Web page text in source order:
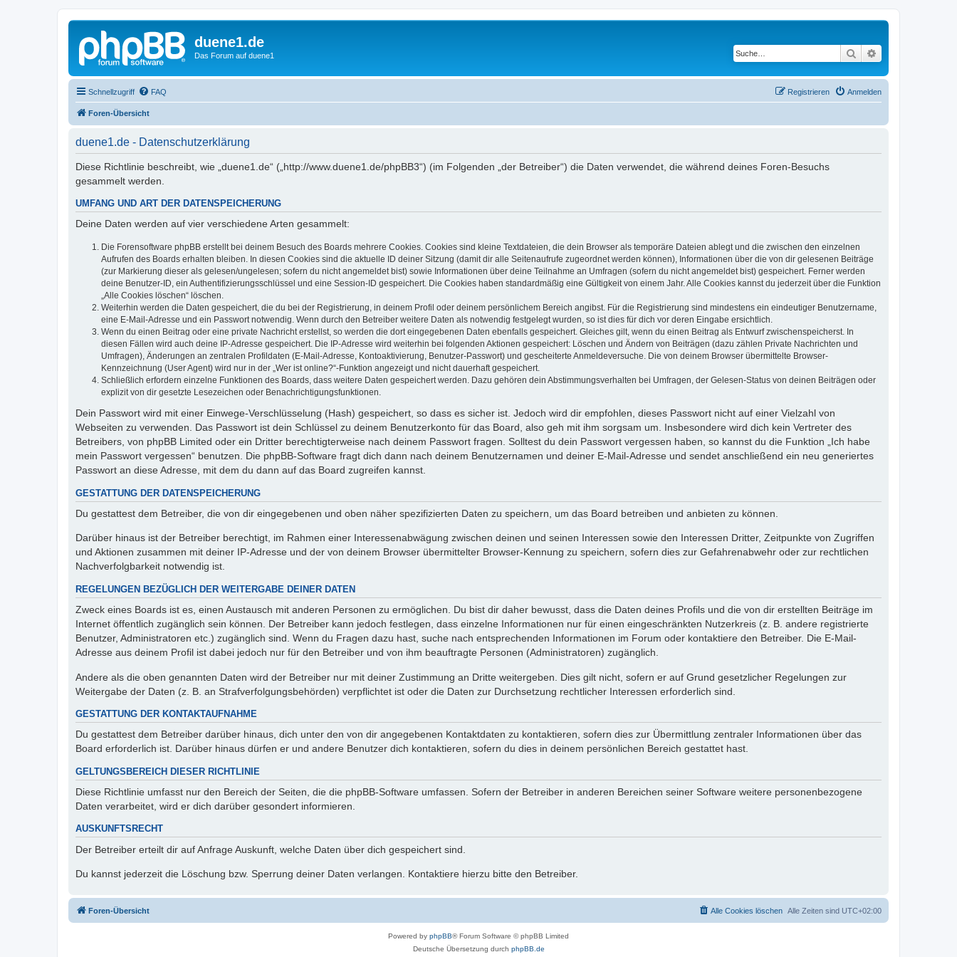
duene1.de
Das Forum auf duene1 Suche
Schnellzugriff FAQ Anmelden
Registrieren
Foren-Übersicht
duene1.de - Datenschutzerklärung
Diese Richtlinie beschreibt, wie „duene1.de“ („http://www.duene1.de/phpBB3“) (im Folgenden „der Betreiber“) die Daten verwendet, die während deines Foren-Besuchs
gesammelt werden.
UMFANG UND ART DER DATENSPEICHERUNG
Deine Daten werden auf vier verschiedene Arten gesammelt:
Die Forensoftware phpBB erstellt bei deinem Besuch des Boards mehrere Cookies. Cookies sind kleine Textdateien, die dein Browser als temporäre Dateien ablegt und die zwischen den einzelnen
Aufrufen des Boards erhalten bleiben. In diesen Cookies sind die aktuelle ID deiner Sitzung (damit dir alle Seitenaufrufe zugeordnet werden können), Informationen über die von dir gelesenen Beiträge
(zur Markierung dieser als gelesen/ungelesen; sofern du nicht angemeldet bist) sowie Informationen über deine Teilnahme an Umfragen (sofern du nicht angemeldet bist) gespeichert. Ferner werden
deine Benutzer-ID, ein Authentifizierungsschlüssel und eine Session-ID gespeichert. Die Cookies haben standardmäßig eine Gültigkeit von einem Jahr. Alle Cookies kannst du jederzeit über die Funktion
„Alle Cookies löschen“ löschen.
Weiterhin werden die Daten gespeichert, die du bei der Registrierung, in deinem Profil oder deinem persönlichem Bereich angibst. Für die Registrierung sind mindestens ein eindeutiger Benutzername,
eine E-Mail-Adresse und ein Passwort notwendig. Wenn durch den Betreiber weitere Daten als notwendig festgelegt wurden, so ist dies für dich vor deren Eingabe ersichtlich.
Wenn du einen Beitrag oder eine private Nachricht erstellst, so werden die dort eingegebenen Daten ebenfalls gespeichert. Gleiches gilt, wenn du einen Beitrag als Entwurf zwischenspeicherst. In
diesen Fällen wird auch deine IP-Adresse gespeichert. Die IP-Adresse wird weiterhin bei folgenden Aktionen gespeichert: Löschen und Ändern von Beiträgen (dazu zählen Private Nachrichten und
Umfragen), Änderungen an zentralen Profildaten (E-Mail-Adresse, Kontoaktivierung, Benutzer-Passwort) und gescheiterte Anmeldeversuche. Die von deinem Browser übermittelte Browser-
Kennzeichnung (User Agent) wird nur in der „Wer ist online?“-Funktion angezeigt und nicht dauerhaft gespeichert.
Schließlich erfordern einzelne Funktionen des Boards, dass weitere Daten gespeichert werden. Dazu gehören dein Abstimmungsverhalten bei Umfragen, der Gelesen-Status von deinen Beiträgen oder
explizit von dir gesetzte Lesezeichen oder Benachrichtigungsfunktionen.
Dein Passwort wird mit einer Einwege-Verschlüsselung (Hash) gespeichert, so dass es sicher ist. Jedoch wird dir empfohlen, dieses Passwort nicht auf einer Vielzahl von
Webseiten zu verwenden. Das Passwort ist dein Schlüssel zu deinem Benutzerkonto für das Board, also geh mit ihm sorgsam um. Insbesondere wird dich kein Vertreter des
Betreibers, von phpBB Limited oder ein Dritter berechtigterweise nach deinem Passwort fragen. Solltest du dein Passwort vergessen haben, so kannst du die Funktion „Ich habe
mein Passwort vergessen“ benutzen. Die phpBB-Software fragt dich dann nach deinem Benutzernamen und deiner E-Mail-Adresse und sendet anschließend ein neu generiertes
Passwort an diese Adresse, mit dem du dann auf das Board zugreifen kannst.
GESTATTUNG DER DATENSPEICHERUNG
Du gestattest dem Betreiber, die von dir eingegebenen und oben näher spezifizierten Daten zu speichern, um das Board betreiben und anbieten zu können.
Darüber hinaus ist der Betreiber berechtigt, im Rahmen einer Interessenabwägung zwischen deinen und seinen Interessen sowie den Interessen Dritter, Zeitpunkte von Zugriffen
und Aktionen zusammen mit deiner IP-Adresse und der von deinem Browser übermittelter Browser-Kennung zu speichern, sofern dies zur Gefahrenabwehr oder zur rechtlichen
Nachverfolgbarkeit notwendig ist.
REGELUNGEN BEZÜGLICH DER WEITERGABE DEINER DATEN
Zweck eines Boards ist es, einen Austausch mit anderen Personen zu ermöglichen. Du bist dir daher bewusst, dass die Daten deines Profils und die von dir erstellten Beiträge im
Internet öffentlich zugänglich sein können. Der Betreiber kann jedoch festlegen, dass einzelne Informationen nur für einen eingeschränkten Nutzerkreis (z. B. andere registrierte
Benutzer, Administratoren etc.) zugänglich sind. Wenn du Fragen dazu hast, suche nach entsprechenden Informationen im Forum oder kontaktiere den Betreiber. Die E-Mail-
Adresse aus deinem Profil ist dabei jedoch nur für den Betreiber und von ihm beauftragte Personen (Administratoren) zugänglich.
Andere als die oben genannten Daten wird der Betreiber nur mit deiner Zustimmung an Dritte weitergeben. Dies gilt nicht, sofern er auf Grund gesetzlicher Regelungen zur
Weitergabe der Daten (z. B. an Strafverfolgungsbehörden) verpflichtet ist oder die Daten zur Durchsetzung rechtlicher Interessen erforderlich sind.
GESTATTUNG DER KONTAKTAUFNAHME
Du gestattest dem Betreiber darüber hinaus, dich unter den von dir angegebenen Kontaktdaten zu kontaktieren, sofern dies zur Übermittlung zentraler Informationen über das
Board erforderlich ist. Darüber hinaus dürfen er und andere Benutzer dich kontaktieren, sofern du dies in deinem persönlichen Bereich gestattet hast.
GELTUNGSBEREICH DIESER RICHTLINIE
Diese Richtlinie umfasst nur den Bereich der Seiten, die die phpBB-Software umfassen. Sofern der Betreiber in anderen Bereichen seiner Software weitere personenbezogene
Daten verarbeitet, wird er dich darüber gesondert informieren.
AUSKUNFTSRECHT
Der Betreiber erteilt dir auf Anfrage Auskunft, welche Daten über dich gespeichert sind.
Du kannst jederzeit die Löschung bzw. Sperrung deiner Daten verlangen. Kontaktiere hierzu bitte den Betreiber.
Foren-Übersicht Alle Zeiten sind UTC+02:00
Alle Cookies löschen
Powered by phpBB® Forum Software © phpBB Limited
Deutsche Übersetzung durch phpBB.de